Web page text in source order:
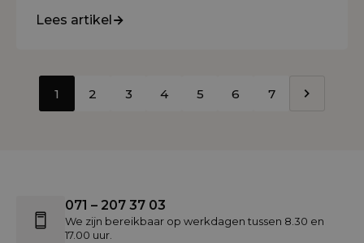
Lees artikel
1 2 3 4 5 6 7
071 – 207 37 03
We zijn bereikbaar op werkdagen tussen 8.30 en
17.00 uur.